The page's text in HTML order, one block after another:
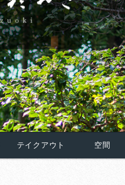
テイクアウト 空間